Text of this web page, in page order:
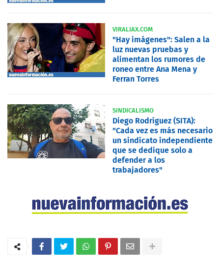
VIRALIAX.COM
"Hay imágenes": Salen a la
luz nuevas pruebas y
alimentan los rumores de
roneo entre Ana Mena y
Ferran Torres
SINDICALISMO
Diego Rodríguez (SITA):
"Cada vez es más necesario
un sindicato independiente
que se dedique solo a
defender a los
trabajadores"